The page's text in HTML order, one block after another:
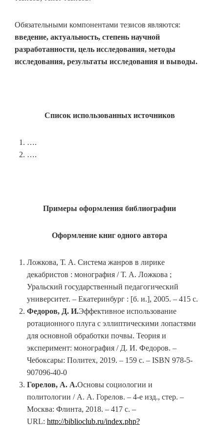
Обязательными компонентами тезисов являются:
введение, актуальность, степень научной
разработанности, цель исследования, методы
исследования, результаты исследования и выводы.
Список использованных источников
….
….
Примеры оформления библиографии
Оформление книг одного автора
Ложкова, Т. А. Система жанров в лирике
декабристов : монография / Т. А. Ложкова ;
Уральский государственный педагогический
университет. – Екатеринбург : [б. и.], 2005. – 415 с.
Федоров, Д. И.Эффективное использование
ротационного плуга с эллиптическими лопастями
для основной обработки почвы. Теория и
эксперимент: монография / Д. И. Федоров. –
Чебоксары: Политех, 2019. – 159 с. – ISBN 978-5-
907096-40-0
Горелов, А. А.Основы социологии и
политологии / А. А. Горелов. – 4-е изд., стер. –
Москва: Флинта, 2018. – 417 с. –
URL: http://biblioclub.ru/index.php?